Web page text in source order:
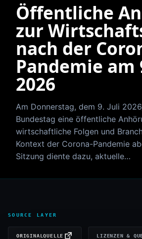
Öffentliche
zur
nach der
Pandemie am
2026
Am Donnerstag, dem 9. Juli
Bundestag eine öffentliche
wirtschaftliche Folgen und
Kontext der Corona-Pandemie
Sitzung diente dazu, aktuelle…
SOURCE LAYER
ORIGINALQUELLE LIZENZEN &